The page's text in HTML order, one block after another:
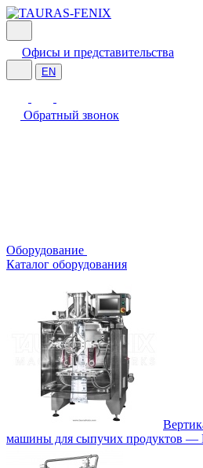
Офисы и представительства
EN
Обратный звонок
Оборудование
Каталог оборудования
машины для сыпучих продуктов